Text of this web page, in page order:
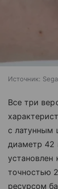
Источник: Sega
Все три
с латунным
диаметр 42
точностью
ресурсом